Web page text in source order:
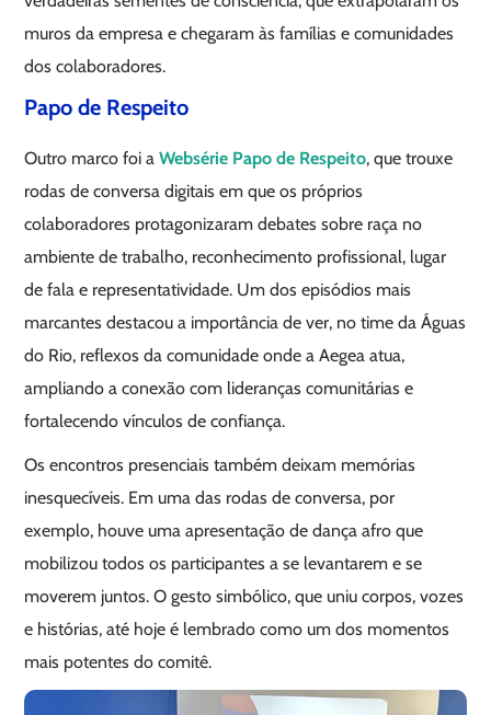
muros da empresa e chegaram às famílias e comunidades
dos colaboradores.
Papo de Respeito
Outro marco foi aWebsérie Papo de Respeito, que trouxe
rodas de conversa digitais em que os próprios
colaboradores protagonizaram debates sobre raça no
ambiente de trabalho, reconhecimento profissional, lugar
de fala e representatividade. Um dos episódios mais
marcantes destacou a importância de ver, no time da Águas
do Rio, reflexos da comunidade onde a Aegea atua,
ampliando a conexão com lideranças comunitárias e
fortalecendo vínculos de confiança.
Os encontros presenciais também deixam memórias
inesquecíveis. Em uma das rodas de conversa, por
exemplo, houve uma apresentação de dança afro que
mobilizou todos os participantes a se levantarem e se
moverem juntos. O gesto simbólico, que uniu corpos, vozes
e histórias, até hoje é lembrado como um dos momentos
mais potentes do comitê.